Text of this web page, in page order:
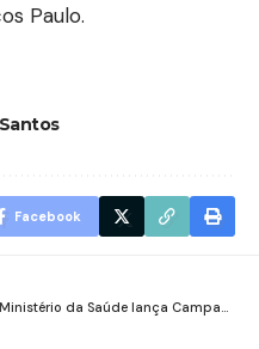
Paulo.
Facebook
Ministério da Saúde lança Campanha Nacional de Vacinação contra Poliomielite